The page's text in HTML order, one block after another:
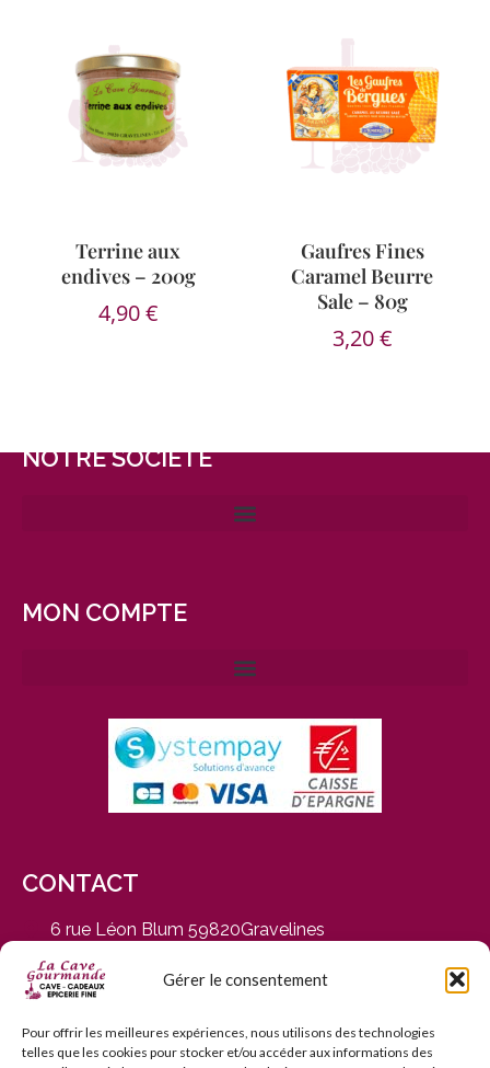
Gérer le consentement
Pour offrir les meilleures expériences, nous utilisons des technologies
telles que les cookies pour stocker et/ou accéder aux informations des
Terrine aux
endives – 200g
4,90€
Gaufres Fines
Caramel Beurre
Sale – 80g
3,20€
NOTRE SOCIÉTÉ
MON COMPTE
CONTACT
6 rue Léon Blum 59820Gravelines
du Mardi au Samedi, de 9h30 à 12h30 et de 14h30 à
19h
03 28 65 01 92
contact@cavegourmande.fr
www.cavegourmande.fr